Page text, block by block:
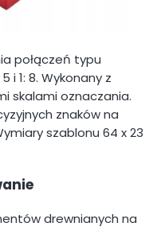
połączeń typu
i 1: 8. Wykonany z
skalami oznaczania.
znaków na
szablonu 64 x 23
drewnianych na